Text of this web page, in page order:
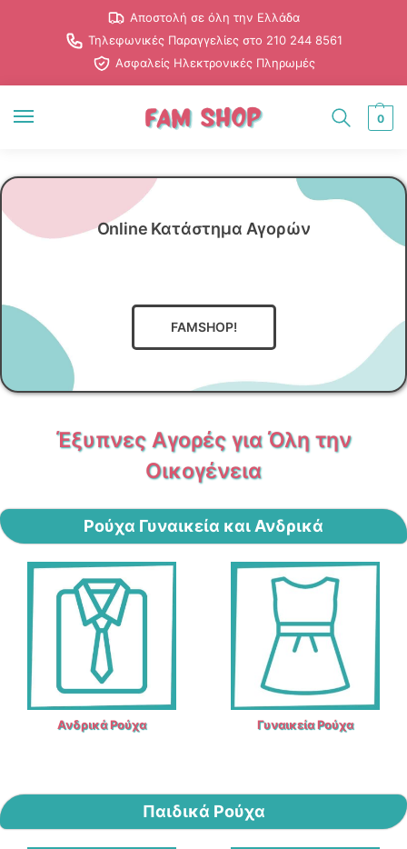
Αποστολή σε όλη την Ελλάδα
Τηλεφωνικές Παραγγελίες στο 210 244 8561
Ασφαλείς Ηλεκτρονικές Πληρωμές
0
Online Κατάστημα Αγορών
FAMSHOP!
Έξυπνες Αγορές για Όλη την
Οικογένεια
Γυναικεία Ρούχα​
Ανδρικά Ρούχα
Ρούχα Γυναικεία και Ανδρικά
Παιδικά Ρούχα